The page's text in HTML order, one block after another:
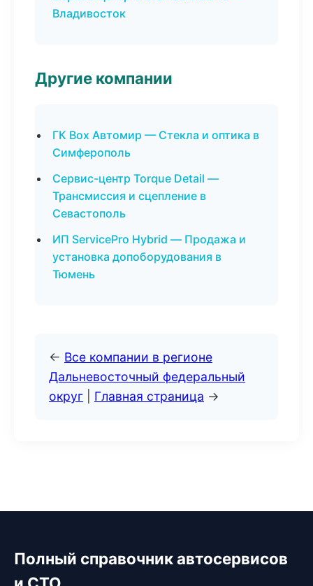
Владивосток
Другие компании
ГК Box Автомир — Стекла и оптика в
Симферополь
Сервис-центр Torque Detail —
Трансмиссия и сцепление в
Севастополь
ИП ServicePro Hybrid — Продажа и
установка допоборудования в
Тюмень
← Все компании в регионе
Дальневосточный федеральный
округ
Главная страница →
Полный справочник автосервисов